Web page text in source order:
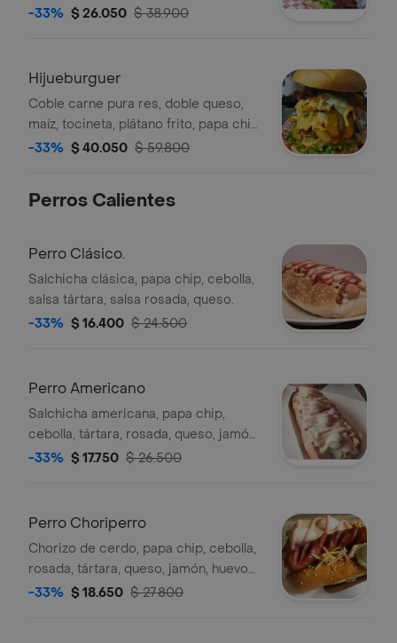
lechuga, tomate, cebolla, salsa de la
-33% $ 26.050 $ 38.900
Hijueburguer
Coble carne pura res, doble queso,
maíz, tocineta, plátano frito, papa chip,
huevo frito, queso cheddar, pan,
-33% $ 40.050 $ 59.800
Perros Calientes
Perro Clásico.
Salchicha clásica, papa chip, cebolla,
salsa tártara, salsa rosada, queso.
-33% $ 16.400 $ 24.500
Perro Americano
Salchicha americana, papa chip,
cebolla, tártara, rosada, queso, jamón,
huevo de codorniz
-33% $ 17.750 $ 26.500
Perro Choriperro
Chorizo de cerdo, papa chip, cebolla,
rosada, tártara, queso, jamón, huevo
de codorniz
-33% $ 18.650 $ 27.800